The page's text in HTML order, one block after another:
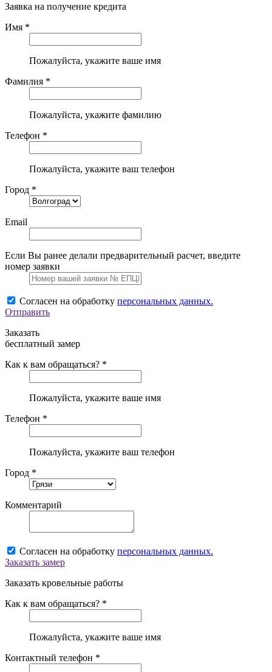
Заявка на получение кредита
Имя *
Пожалуйста, укажите ваше имя
Фамилия *
Пожалуйста, укажите фамилию
Телефон *
Пожалуйста, укажите ваш телефон
Город *
Email
Если Вы ранее делали предварительный расчет, введите
номер заявки
Согласен на обработку персональных данных.
Отправить
Заказать
бесплатный замер
Как к вам обращаться? *
Пожалуйста, укажите ваше имя
Телефон *
Пожалуйста, укажите ваш телефон
Город *
Комментарий
Согласен на обработку персональных данных.
Заказать замер
Заказать кровельные работы
Как к вам обращаться? *
Пожалуйста, укажите ваше имя
Контактный телефон *